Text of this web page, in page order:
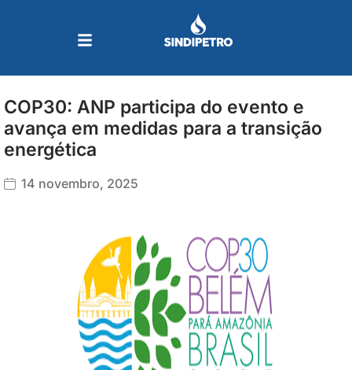
COP30: ANP participa do evento e
avança em medidas para a transição
energética
14 novembro, 2025